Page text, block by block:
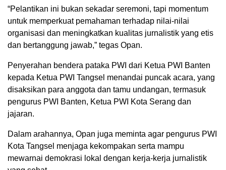
“Pelantikan ini bukan sekadar seremoni, tapi momentum
untuk memperkuat pemahaman terhadap nilai-nilai
organisasi dan meningkatkan kualitas jurnalistik yang etis
dan bertanggung jawab,” tegas Opan.
Penyerahan bendera pataka PWI dari Ketua PWI Banten
kepada Ketua PWI Tangsel menandai puncak acara, yang
disaksikan para anggota dan tamu undangan, termasuk
pengurus PWI Banten, Ketua PWI Kota Serang dan
jajaran.
Dalam arahannya, Opan juga meminta agar pengurus PWI
Kota Tangsel menjaga kekompakan serta mampu
mewarnai demokrasi lokal dengan kerja-kerja jurnalistik